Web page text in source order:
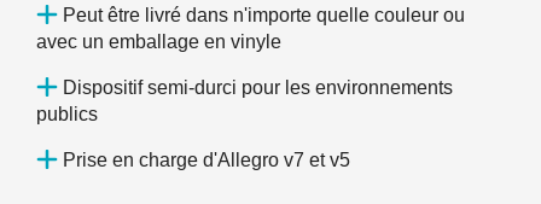
Peut être livré dans n'importe quelle couleur ou
avec un emballage en vinyle
Dispositif semi-durci pour les environnements
publics
Prise en charge d'Allegro v7 et v5